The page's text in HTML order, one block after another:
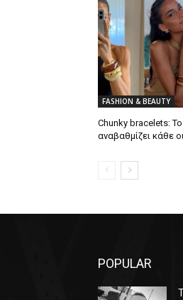
FASHION & BEAUTY
Chunky bracelets:
αναβαθμίζει κάθε
POPULAR